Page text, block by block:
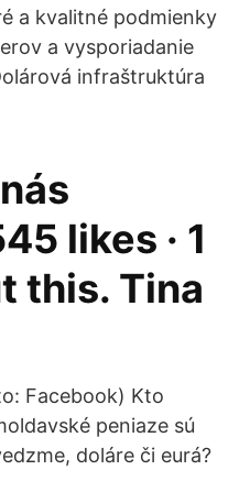
a kvalitné podmienky
a vysporiadanie
infraštruktúra
likes · 1
this. Tina
Facebook) Kto
peniaze sú
doláre či eurá?